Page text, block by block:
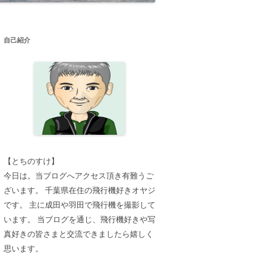
自己紹介
【とちのすけ】
今日は。当ブログへアクセス頂き有難うご
ざいます。 千葉県在住の飛行機好きオヤジ
です。 主に成田や羽田で飛行機を撮影して
います。 当ブログを通じ、飛行機好きや写
真好きの皆さまと交流できましたら嬉しく
思います。